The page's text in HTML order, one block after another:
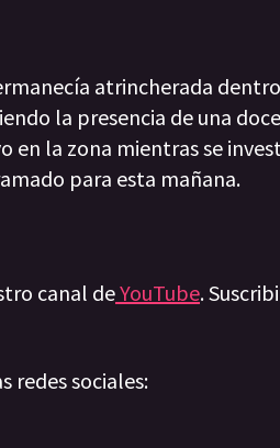
atrincherada
la presencia de una
la zona mientras se
para esta mañana.
canal deYouTube.
redes sociales: